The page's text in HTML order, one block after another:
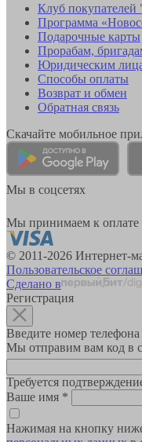
Клуб
Программа
Подарочные карты
Прорабам,
Юридическим
Способы оплаты
Возврат и обмен
Обратная связь
Скачайте мобильное
Мы в соцсетях
Мы принимаем к оплате
© 2011-2026 Интернет-
Пользовательское
Сделано в
Регистрация
Введите номер телефона
Мы отправим вам код в
Требуется
Ваше имя *
Нажимая на кнопку